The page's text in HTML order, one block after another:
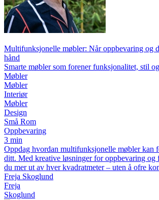
Multifunksjonelle møbler: Når oppbevaring og
hånd
Smarte møbler som forener funksjonalitet, stil
Møbler
Møbler
Interiør
Møbler
Design
Små Rom
Oppbevaring
3 min
Oppdag hvordan multifunksjonelle møbler kan
ditt. Med kreative løsninger for oppbevaring og
du mer ut av hver kvadratmeter – uten å ofre
Freja Skoglund
Freja
Skoglund